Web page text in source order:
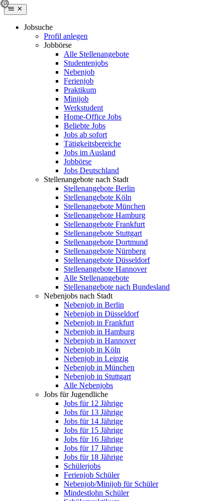
Jobsuche
Profil anlegen
Jobbörse
Alle Stellenangebote
Studentenjobs
Nebenjob
Ferienjob
Praktikum
Minijob
Werkstudent
Home-Office Jobs
Beliebte Jobs
Jobs ab sofort
Tätigkeitsbereiche
Jobs im Ausland
Jobbörse
Jobs Deutschland
Stellenangebote nach Stadt
Stellenangebote Berlin
Stellenangebote Köln
Stellenangebote München
Stellenangebote Hamburg
Stellenangebote Frankfurt
Stellenangebote Stuttgart
Stellenangebote Dortmund
Stellenangebote Nürnberg
Stellenangebote Düsseldorf
Stellenangebote Hannover
Alle Stellenangebote
Stellenangebote nach Bundesland
Nebenjobs nach Stadt
Nebenjob in Berlin
Nebenjob in Düsseldorf
Nebenjob in Frankfurt
Nebenjob in Hamburg
Nebenjob in Hannover
Nebenjob in Köln
Nebenjob in Leipzig
Nebenjob in München
Nebenjob in Stuttgart
Alle Nebenjobs
Jobs für Jugendliche
Jobs für 12 Jährige
Jobs für 13 Jährige
Jobs für 14 Jährige
Jobs für 15 Jährige
Jobs für 16 Jährige
Jobs für 17 Jährige
Jobs für 18 Jährige
Schülerjobs
Ferienjob Schüler
Nebenjob/Minijob für Schüler
Mindestlohn Schüler